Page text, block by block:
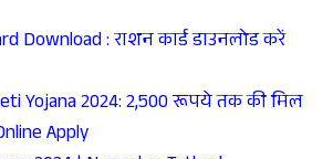
Download : राशन कार्ड डाउनलोड करें
Yojana 2024: 2,500 रूपये तक की मिल
Apply